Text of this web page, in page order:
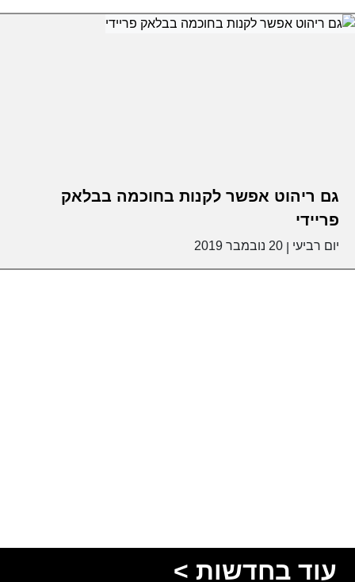
גם ריהוט אפשר לקנות בחוכמה בבלאק
פריידי
יום רביעי 20 נובמבר 2019
עוד בחדשות >